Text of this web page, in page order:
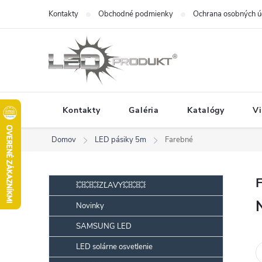
obsah
Kontakty Obchodné podmienky Ochrana osobných
Kontakty Galéria Katalógy
Domov LED pásiky 5m Farebné
o
č
n
Preskočiť
kategórie💥💥💥ZĽAVY💥💥💥
Novinky
SAMSUNG LED
LED solárne osvetlenie